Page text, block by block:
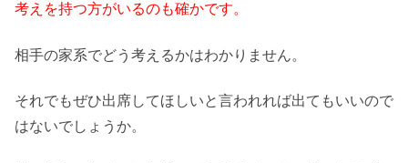
考えを持つ方がいるのも確かです。
相手の家系でどう考えるかはわかりません。
それでもぜひ出席してほしいと言われれば出てもいいので
はないでしょうか。